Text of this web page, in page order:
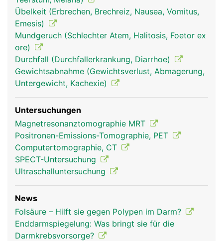
Übelkeit (Erbrechen, Brechreiz, Nausea, Vomitus,
Emesis)
Mundgeruch (Schlechter Atem, Halitosis, Foetor ex
ore)
Durchfall (Durchfallerkrankung, Diarrhoe)
Gewichtsabnahme (Gewichtsverlust, Abmagerung,
Untergewicht, Kachexie)
Untersuchungen
Magnetresonanztomographie MRT
Positronen-Emissions-Tomographie, PET
Computertomographie, CT
SPECT-Untersuchung
Ultraschalluntersuchung
News
Folsäure – Hilft sie gegen Polypen im Darm?
Enddarmspiegelung: Was bringt sie für die
Darmkrebsvorsorge?